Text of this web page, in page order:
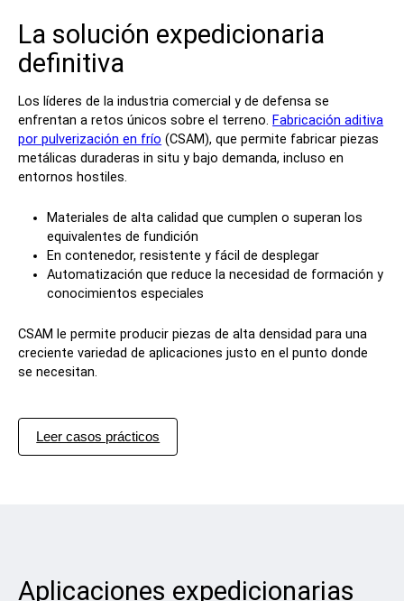
Industrias
Defensa
OEMs
Fabricación
Marítimo
Recursos naturales
Oficinas de servicios
Materiales
En desarrollo
Recursos
Blog
Ferias y seminarios web
Evaluación parcial
La solución expedicionaria
definitiva
Los líderes de la industria comercial y de defensa se
enfrentan a retos únicos sobre el terreno. Fabricación aditiva
por pulverización en frío (CSAM), que permite fabricar piezas
metálicas duraderas in situ y bajo demanda, incluso en
entornos hostiles.
Materiales de alta calidad que cumplen o superan los
equivalentes de fundición
En contenedor, resistente y fácil de desplegar
Automatización que reduce la necesidad de formación y
conocimientos especiales
CSAM le permite producir piezas de alta densidad para una
creciente variedad de aplicaciones justo en el punto donde
se necesitan.
Leer casos prácticos
Aplicaciones expedicionarias